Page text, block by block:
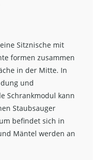
Sitznische mit
formen zusammen
in der Mitte. In
und
Schrankmodul kann
Staubsauger
befindet sich in
Mäntel werden an